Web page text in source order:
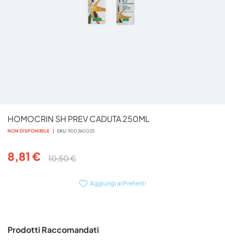
HOMOCRIN SH PREV CADUTA 250ML
NON DISPONIBILE SKU 900360025
8,81 € 10,50 €
Aggiungi ai Preferiti
all'inizio
della
immagini
Prodotti Raccomandati